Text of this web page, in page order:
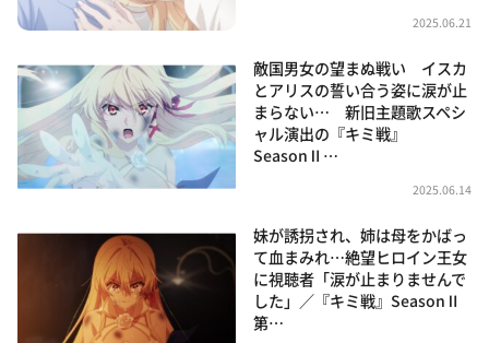
2025.06.21
敵国男女の望まぬ戦い イスカ
とアリスの誓い合う姿に涙が止
まらない… 新旧主題歌スペシ
ャル演出の『キミ戦』
SeasonⅡ…
2025.06.14
妹が誘拐され、姉は母をかばっ
て血まみれ…絶望ヒロイン王女
に視聴者「涙が止まりませんで
した」／『キミ戦』SeasonⅡ
第…